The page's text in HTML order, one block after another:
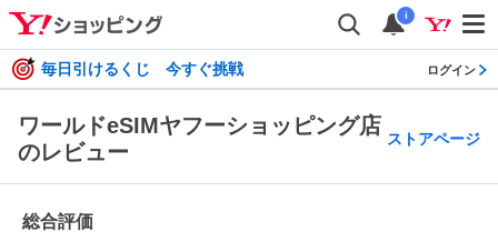
i
毎日引けるくじ 今すぐ挑戦 ログイン
ワールドeSIMヤフーショッピング店
のレビュー
ストアページ
総合評価